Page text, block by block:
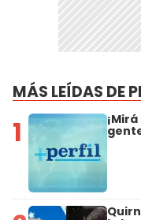
MÁS LEÍDAS DE
1